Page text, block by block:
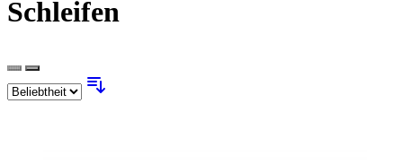
Schleifen